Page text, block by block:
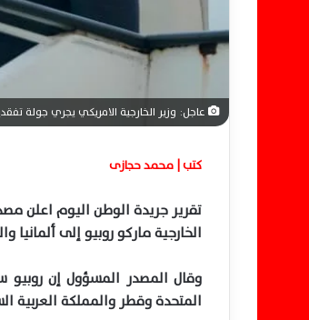
ي
ا
عاجل: وزير الخارجية الامريكي يجري جولة
كتب | محمد حجازى
تقرير جريدة الوطن اليوم اعلن
الخارجية ماركو روبيو إلى
وقال المصدر المسؤول إن روبيو
المتحدة وقطر والمملكة العربية السعودية في